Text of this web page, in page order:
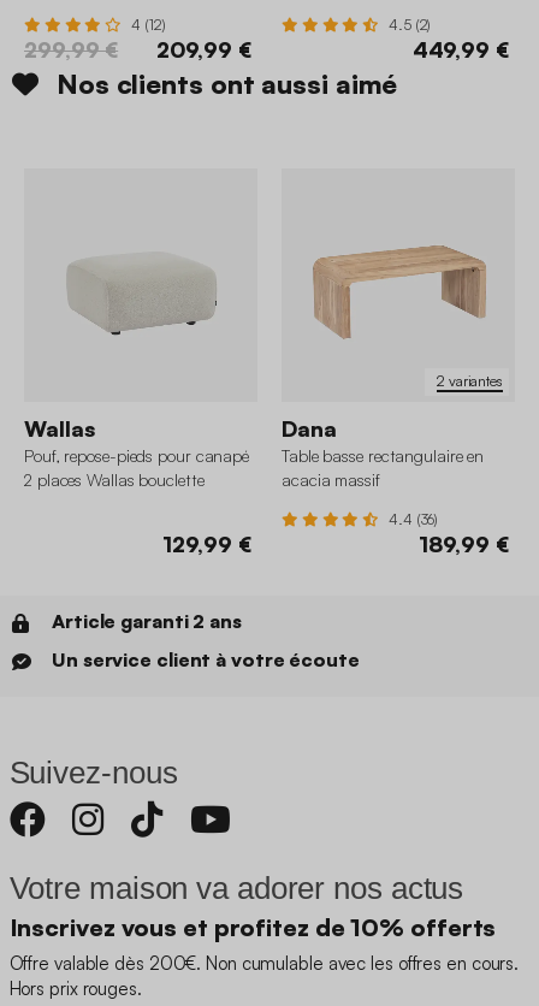
4 (12)
299,99 € 209,99 €
4.5 (2)
449,99 €
Nos clients ont aussi aimé
Wallas
Pouf, repose-pieds pour canapé
2 places Wallas bouclette
129,99 €
2 variantes
Dana
Table basse rectangulaire en
acacia massif
4.4 (36)
189,99 €
Article garanti 2 ans
Un service client à votre écoute
Suivez-nous
Votre maison va adorer nos actus
Inscrivez vous et profitez de 10% offerts
Offre valable dès 200€. Non cumulable avec les offres en cours.
Hors prix rouges.